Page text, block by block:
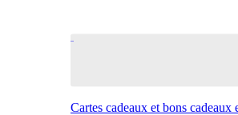
Cartes cadeaux et bons cadeaux